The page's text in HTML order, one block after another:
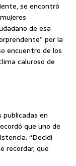
se encontró
de esa
por la
encuentro de los
caluroso de
en
que uno de
“Decidí
recordar, que